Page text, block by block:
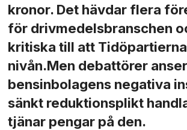
kronor. Det hävdar flera
för drivmedelsbranschen
kritiska till att
nivån.Men debattörer
bensinbolagens negativa
sänkt reduktionsplikt
tjänar pengar på den.